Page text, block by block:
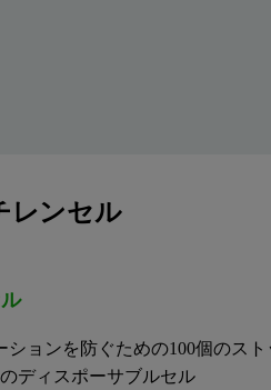
レンセル
ションを防ぐための100個のスト
ディスポーサブルセル